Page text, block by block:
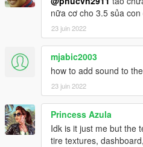
nữa cơ cho 3.5 sủa
23 juin 2022
mjabic2003
how to add sound to
23 juin 2022
Princess Azula
Idk is it just me but the
tire textures,